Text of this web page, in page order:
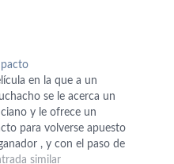
pacto
en la que a un
se le acerca un
y le ofrece un
para volverse apuesto
, y con el paso de
días se va volviendo
similar